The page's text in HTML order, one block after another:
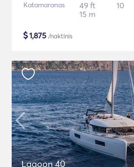
Katamaranas
49 ft
15 m
10
$1,875 /naktinis
Lagoon 40